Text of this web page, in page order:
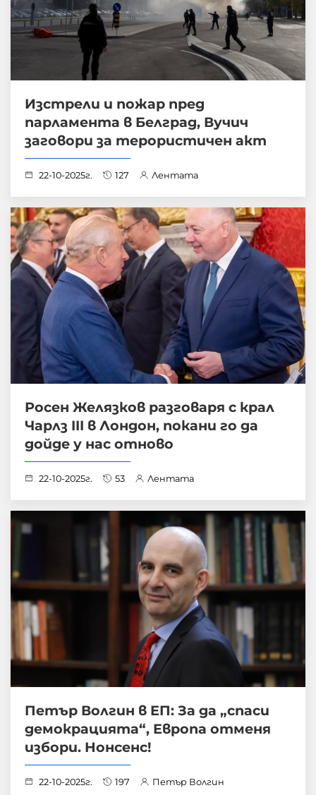
Изстрели и пожар пред
парламента в Белград, Вучич
заговори за терористичен акт
22-10-2025г. 127 Лентата
Росен Желязков разговаря с крал
Чарлз III в Лондон, покани го да
дойде у нас отново
22-10-2025г. 53 Лентата
Петър Волгин в ЕП: За да „спаси
демокрацията“, Европа отменя
избори. Нонсенс!
22-10-2025г. 197 Петър Волгин